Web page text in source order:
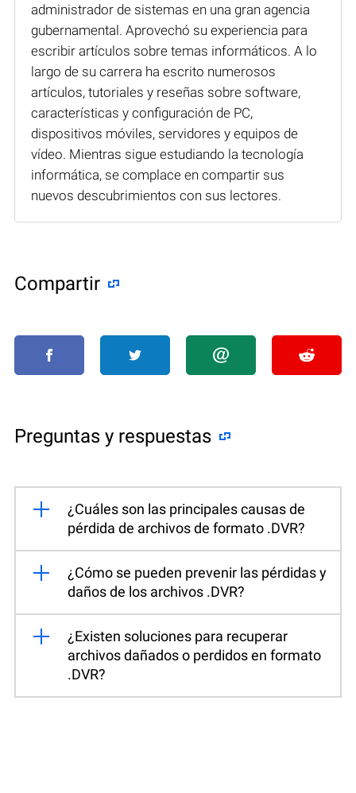
administrador de sistemas en una gran agencia
gubernamental. Aprovechó su experiencia para
escribir artículos sobre temas informáticos. A lo
largo de su carrera ha escrito numerosos
artículos, tutoriales y reseñas sobre software,
características y configuración de PC,
dispositivos móviles, servidores y equipos de
vídeo. Mientras sigue estudiando la tecnología
informática, se complace en compartir sus
nuevos descubrimientos con sus lectores.
Compartir
Preguntas y respuestas
¿Cuáles son las principales causas de
pérdida de archivos de formato .DVR?
¿Cómo se pueden prevenir las pérdidas y
daños de los archivos .DVR?
¿Existen soluciones para recuperar
archivos dañados o perdidos en formato
.DVR?